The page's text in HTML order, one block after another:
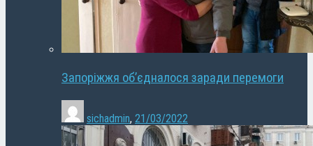
Запоріжжя об’єдналося заради перемоги
sichadmin, 21/03/2022